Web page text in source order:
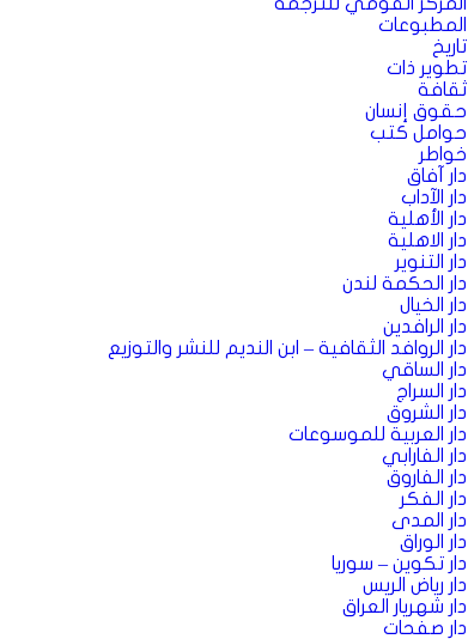
المطبوعات
تاريخ
تطوير ذات
ثقافة
حقوق إنسان
حوامل كتب
خواطر
دار آفاق
دار الآداب
دار الأهلية
دار الاهلية
دار التنوير
دار الحكمة لندن
دار الخيال
دار الرافدين
دار الروافد الثقافية – ابن النديم للنشر والتوزيع
دار الساقي
دار السراج
دار الشروق
دار العربية للموسوعات
دار الفارابي
دار الفاروق
دار الفكر
دار المدى
دار الوراق
دار تكوين – سوريا
دار رياض الريس
دار شهريار العراق
دار صفحات